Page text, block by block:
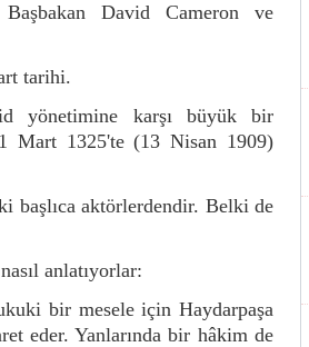
David Cameron ve
tarihi.
yönetimine karşı büyük bir
Mart 1325'te (13 Nisan 1909)
başlıca aktörlerdendir. Belki de
anlatıyorlar:
bir mesele için Haydarpaşa
eder. Yanlarında bir hâkim de